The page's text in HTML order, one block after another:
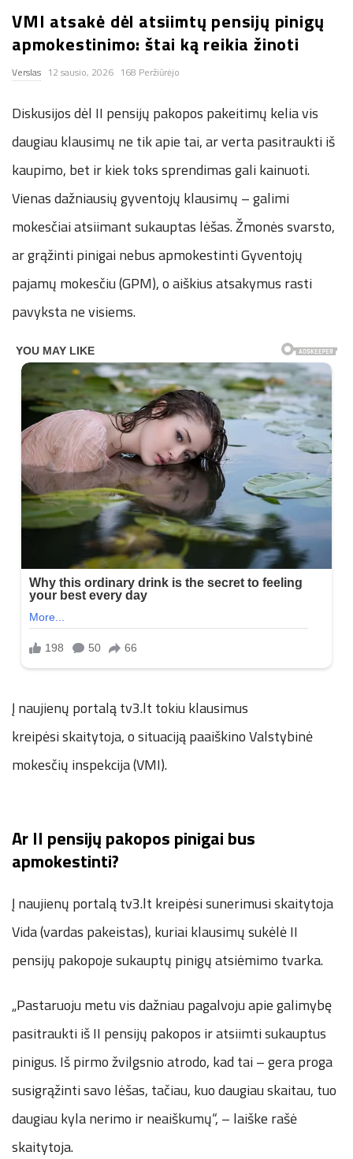
n
.
n
e
t
VMI atsakė dėl atsiimtų pensijų pinigų
apmokestinimo: štai ką reikia žinoti
Verslas 12 sausio, 2026 168 Peržiūrėjo
Diskusijos dėl II pensijų pakopos pakeitimų kelia vis
daugiau klausimų ne tik apie tai, ar verta pasitraukti iš
kaupimo, bet ir kiek toks sprendimas gali kainuoti.
Vienas dažniausių gyventojų klausimų – galimi
mokesčiai atsiimant sukauptas lėšas. Žmonės svarsto,
ar grąžinti pinigai nebus apmokestinti Gyventojų
pajamų mokesčiu (GPM), o aiškius atsakymus rasti
pavyksta ne visiems.
Į naujienų portalą tv3.lt tokiu klausimus
kreipėsi skaitytoja, o situaciją paaiškino Valstybinė
mokesčių inspekcija (VMI).
Ar II pensijų pakopos pinigai bus
apmokestinti?
Į naujienų portalą tv3.lt kreipėsi sunerimusi skaitytoja
Vida (vardas pakeistas), kuriai klausimų sukėlė II
pensijų pakopoje sukauptų pinigų atsiėmimo tvarka.
„Pastaruoju metu vis dažniau pagalvoju apie galimybę
pasitraukti iš II pensijų pakopos ir atsiimti sukauptus
pinigus. Iš pirmo žvilgsnio atrodo, kad tai – gera proga
susigrąžinti savo lėšas, tačiau, kuo daugiau skaitau, tuo
daugiau kyla nerimo ir neaiškumų“, – laiške rašė
skaitytoja.